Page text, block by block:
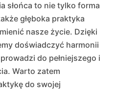
słońca to nie tylko forma
głęboka praktyka
nasze życie. Dzięki
doświadczyć harmonii
do pełniejszego i
Warto zatem
do swojej